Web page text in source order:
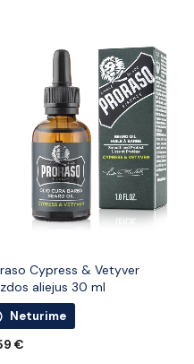
Cypress & Vetyver
aliejus 30 ml
Neturime
€